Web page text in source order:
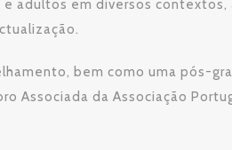
adultos em diversos contextos,
bem como uma pós-
Associada da Associação